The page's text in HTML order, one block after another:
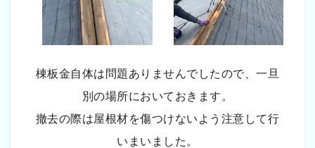
棟板金自体は問題ありませんでしたので、一旦
別の場所においておきます。
撤去の際は屋根材を傷つけないよう注意して行
いまいました。